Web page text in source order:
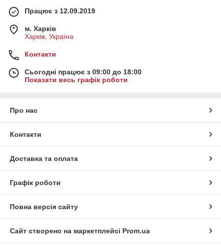
Працює з 12.09.2019
м. Харків
Харків, Україна
Контакти
Сьогодні працює з 09:00 до 18:00
Показати весь графік роботи
Про нас
Контакти
Доставка та оплата
Графік роботи
Повна версія сайту
Сайт створено на маркетплейсі Prom.ua